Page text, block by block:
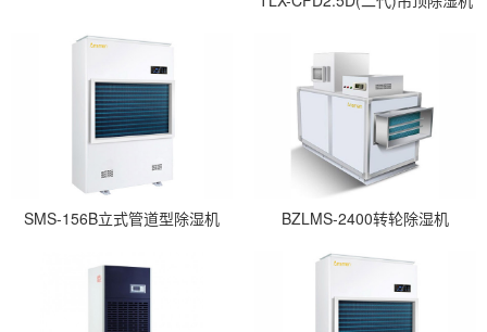
SMS-156B立式管道型除湿机 BZLMS-2400转轮除湿机